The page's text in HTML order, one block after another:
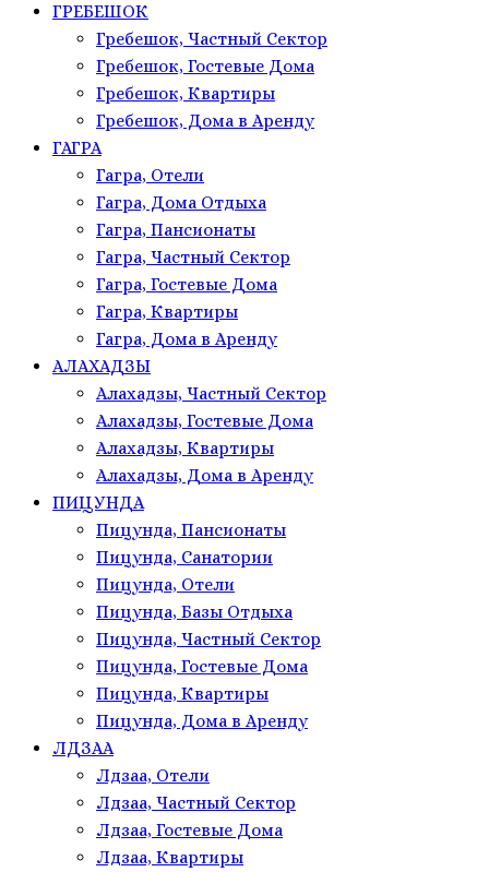
ГРЕБЕШОК
Гребешок, Частный Сектор
Гребешок, Гостевые Дома
Гребешок, Квартиры
Гребешок, Дома в Аренду
ГАГРА
Гагра, Отели
Гагра, Дома Отдыха
Гагра, Пансионаты
Гагра, Частный Сектор
Гагра, Гостевые Дома
Гагра, Квартиры
Гагра, Дома в Аренду
АЛАХАДЗЫ
Алахадзы, Частный Сектор
Алахадзы, Гостевые Дома
Алахадзы, Квартиры
Алахадзы, Дома в Аренду
ПИЦУНДА
Пицунда, Пансионаты
Пицунда, Санатории
Пицунда, Отели
Пицунда, Базы Отдыха
Пицунда, Частный Сектор
Пицунда, Гостевые Дома
Пицунда, Квартиры
Пицунда, Дома в Аренду
ЛДЗАА
Лдзаа, Отели
Лдзаа, Частный Сектор
Лдзаа, Гостевые Дома
Лдзаа, Квартиры